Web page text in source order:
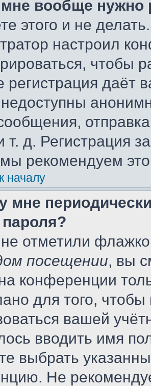
вообще нужно
этого и не
настроил
чтобы
регистрация даёт
т. д. Регистрация
рекомендуем
началу
мне
отметили
посещении, вы
конференции
для того, чтобы
вашей
вводить имя
выбрать
Не